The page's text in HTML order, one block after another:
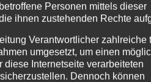
Personen mittels dieser
ihnen zustehenden Rechte
Verantwortlicher zahlreiche
umgesetzt, um einen
Internetseite verarbeiteten
Dennoch können